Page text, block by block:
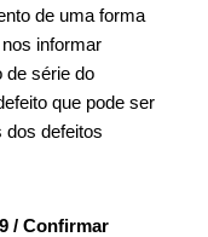
de uma forma
informar
de série do
que pode ser
dos defeitos
/ Confirmar